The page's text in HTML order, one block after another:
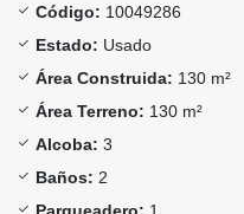
Código: 10049286
Estado: Usado
Área Construida: 130 m²
Área Terreno: 130 m²
Alcoba: 3
Baños: 2